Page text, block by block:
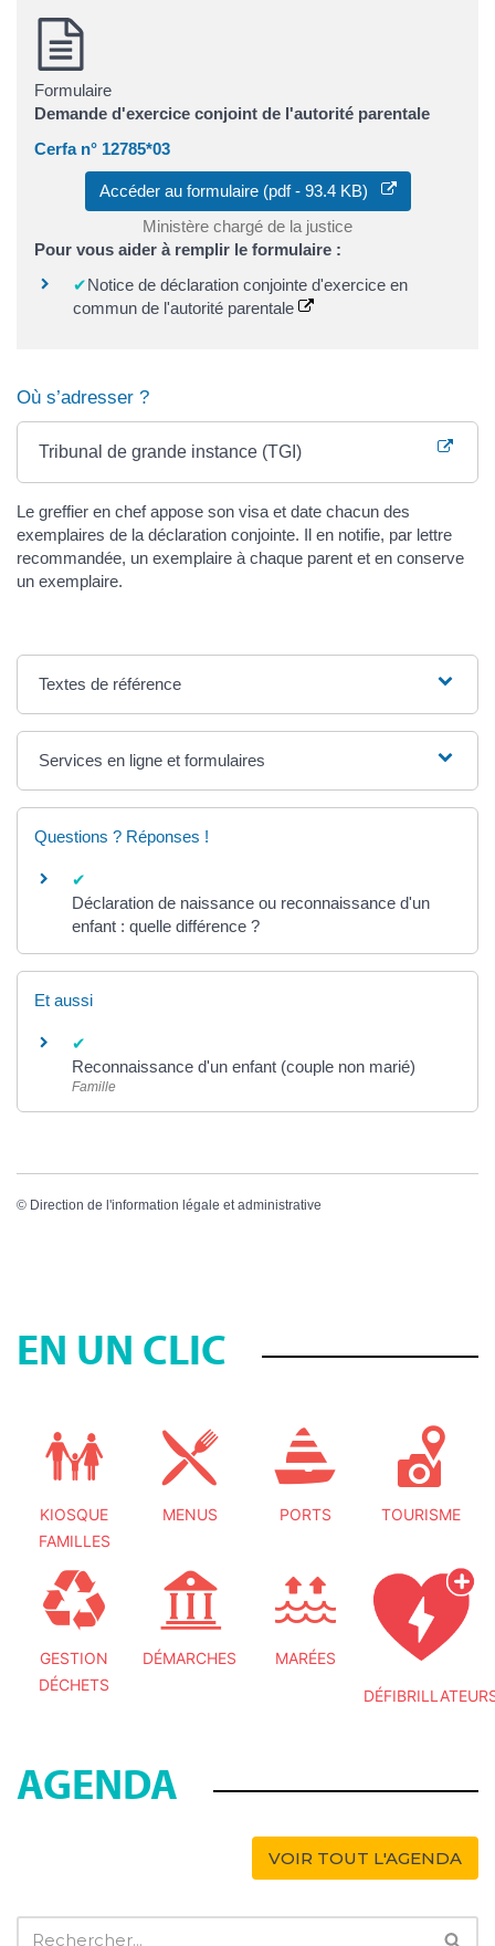
Formulaire
Demande d'exercice conjoint de l'autorité parentale
Cerfa n° 12785*03
Accéder au formulaire (pdf - 93.4 KB)
Ministère chargé de la justice
Pour vous aider à remplir le formulaire :
Notice de déclaration conjointe d'exercice en
commun de l'autorité parentale
Où s’adresser ?
Tribunal de grande instance (TGI)
Le greffier en chef appose son visa et date chacun des
exemplaires de la déclaration conjointe. Il en notifie, par lettre
recommandée, un exemplaire à chaque parent et en conserve
un exemplaire.
Textes de référence
Services en ligne et formulaires
Questions ? Réponses !
Déclaration de naissance ou reconnaissance d'un
enfant : quelle différence ?
Et aussi
Reconnaissance d'un enfant (couple non marié)
Famille
© Direction de l'information légale et administrative
EN UN CLIC
KIOSQUE
FAMILLES
MENUS PORTS TOURISME
GESTION
DÉCHETS
DÉMARCHES MARÉES
AGENDA
VOIR TOUT L'AGENDA